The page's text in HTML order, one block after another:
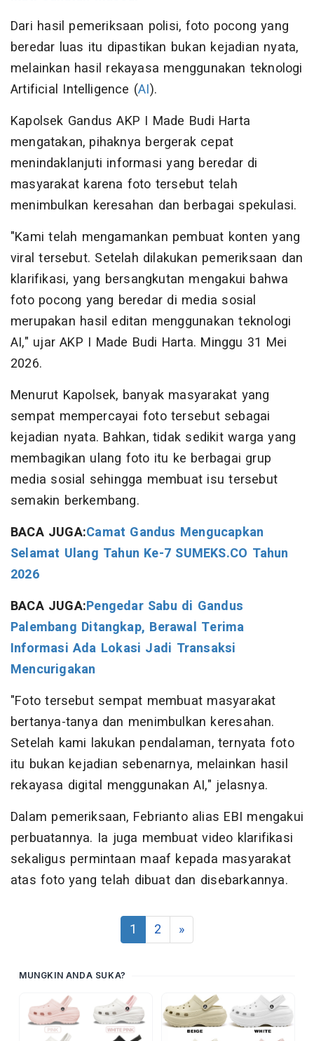
Dari hasil pemeriksaan polisi, foto pocong yang
beredar luas itu dipastikan bukan kejadian nyata,
melainkan hasil rekayasa menggunakan teknologi
Artificial Intelligence (AI).
Kapolsek Gandus AKP I Made Budi Harta
mengatakan, pihaknya bergerak cepat
menindaklanjuti informasi yang beredar di
masyarakat karena foto tersebut telah
menimbulkan keresahan dan berbagai spekulasi.
"Kami telah mengamankan pembuat konten yang
viral tersebut. Setelah dilakukan pemeriksaan dan
klarifikasi, yang bersangkutan mengakui bahwa
foto pocong yang beredar di media sosial
merupakan hasil editan menggunakan teknologi
AI," ujar AKP I Made Budi Harta. Minggu 31 Mei
2026.
Menurut Kapolsek, banyak masyarakat yang
sempat mempercayai foto tersebut sebagai
kejadian nyata. Bahkan, tidak sedikit warga yang
membagikan ulang foto itu ke berbagai grup
media sosial sehingga membuat isu tersebut
semakin berkembang.
BACA JUGA:Camat Gandus Mengucapkan
Selamat Ulang Tahun Ke-7 SUMEKS.CO Tahun
2026
BACA JUGA:Pengedar Sabu di Gandus
Palembang Ditangkap, Berawal Terima
Informasi Ada Lokasi Jadi Transaksi
Mencurigakan
"Foto tersebut sempat membuat masyarakat
bertanya-tanya dan menimbulkan keresahan.
Setelah kami lakukan pendalaman, ternyata foto
itu bukan kejadian sebenarnya, melainkan hasil
rekayasa digital menggunakan AI," jelasnya.
Dalam pemeriksaan, Febrianto alias EBI mengakui
perbuatannya. Ia juga membuat video klarifikasi
sekaligus permintaan maaf kepada masyarakat
atas foto yang telah dibuat dan disebarkannya.
1 2 »